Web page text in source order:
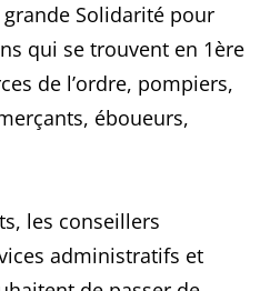
Solidarité pour
qui se trouvent en 1ère
de l’ordre, pompiers,
éboueurs,
les conseillers
administratifs et